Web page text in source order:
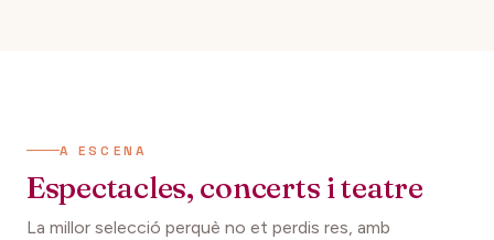
A ESCENA
Espectacles, concerts i teatre
La millor selecció perquè no et perdis res, amb